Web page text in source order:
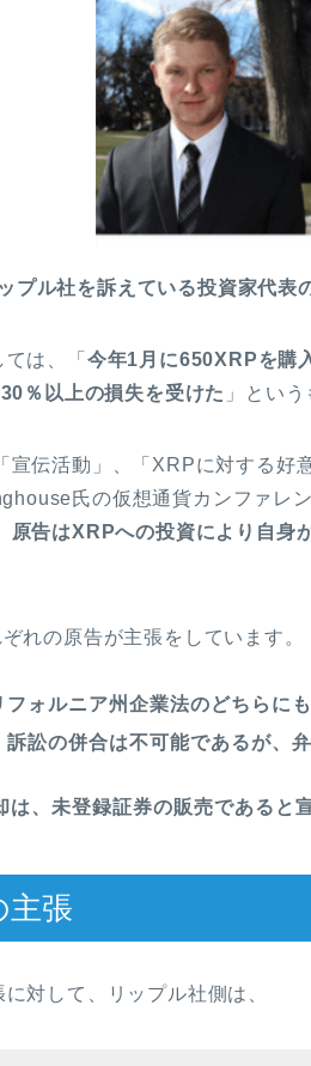
プル社を訴えている投資家代
は、「 今年1月に650XRPを購
％以上の損失を受けた 」という
宣伝活動」、「XRPに対する好
氏の仮想通貨カンファレ
原告はXRPへの投資により自身
れの原告が主張をしています。
ォルニア州企業法のどちらにも
訟の併合は不可能であるが、
は、未登録証券の販売であると
主張
対して、リップル社側は、